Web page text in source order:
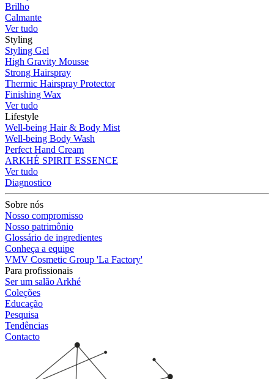
Brilho
Calmante
Ver tudo
Styling
Styling Gel
High Gravity Mousse
Strong Hairspray
Thermic Hairspray Protector
Finishing Wax
Ver tudo
Lifestyle
Well-being Hair & Body Mist
Well-being Body Wash
Perfect Hand Cream
ARKHÉ SPIRIT ESSENCE
Ver tudo
Diagnostico
Sobre nós
Nosso compromisso
Nosso patrimônio
Glossário de ingredientes
Conheça a equipe
VMV Cosmetic Group 'La Factory'
Para profissionais
Ser um salão Arkhé
Coleções
Educação
Pesquisa
Tendências
Contacto